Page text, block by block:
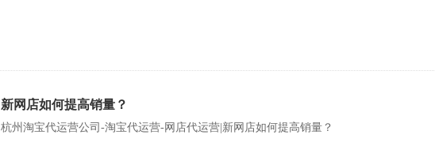
新网店如何提高销量？
杭州淘宝代运营公司-淘宝代运营-网店代运营|新网店如何提高销量？